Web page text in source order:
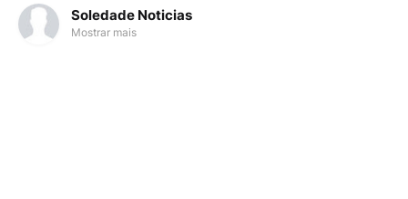
Soledade Noticias
Mostrar mais